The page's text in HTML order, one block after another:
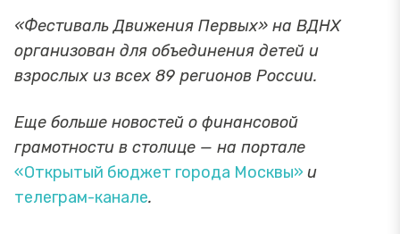
«Фестиваль Движения Первых» на ВДНХ
организован для объединения детей и
взрослых из всех 89 регионов России.
Еще больше новостей о финансовой
грамотности в столице — на портале
«Открытый бюджет города Москвы» и
телеграм-канале.